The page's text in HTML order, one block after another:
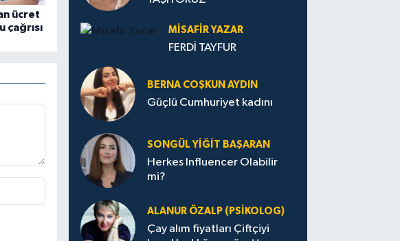
ücret
MISAFIR YAZAR
FERDİ TAYFUR
BERNA COŞKUN AYDIN
Güçlü Cumhuriyet kadını
SONGÜL YIĞIT BAŞARAN
Herkes Influencer Olabilir
mi?
ALANUR ÖZALP (PSIKOLOG)
Çay alım fiyatları Çiftçiyi